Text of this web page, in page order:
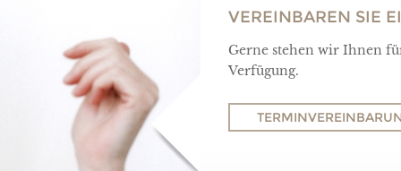
VEREINBAREN SIE
Gerne stehen wir Ihnen
Verfügung.